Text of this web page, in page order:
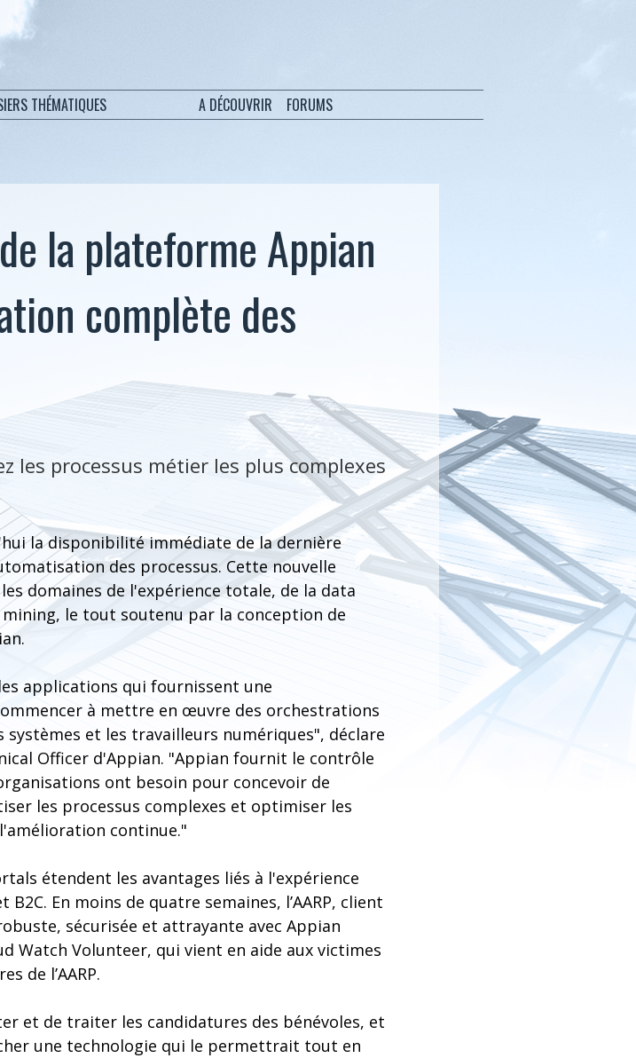
THÉMATIQUES A DÉCOUVRIR FORUMS
la plateforme Appian
complète des
les processus métier les plus complexes
la disponibilité immédiate de la dernière
des processus. Cette nouvelle
domaines de l'expérience totale, de la data
le tout soutenu par la conception de
applications qui fournissent une
à mettre en œuvre des orchestrations
et les travailleurs numériques", déclare
Officer d'Appian. "Appian fournit le contrôle
ont besoin pour concevoir de
les processus complexes et optimiser les
continue."
étendent les avantages liés à l'expérience
En moins de quatre semaines, l’AARP, client
sécurisée et attrayante avec Appian
Watch Volunteer, qui vient en aide aux victimes
de l’AARP.
et de traiter les candidatures des bénévoles, et
une technologie qui le permettrait tout en